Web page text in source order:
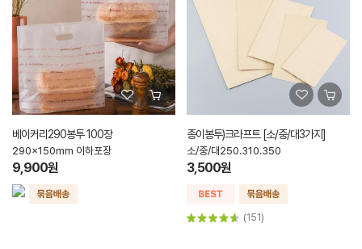
베이커리290봉투 100장
290x150mm 이하포장
9,900원
종이봉투)크라프트 [소/중/대3가지]
소/중/대250.310.350
3,500원
(151)